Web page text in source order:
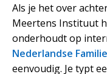
Als je het over
Meertens Instituut
onderhoudt op
Nederlandse
eenvoudig. Je typt